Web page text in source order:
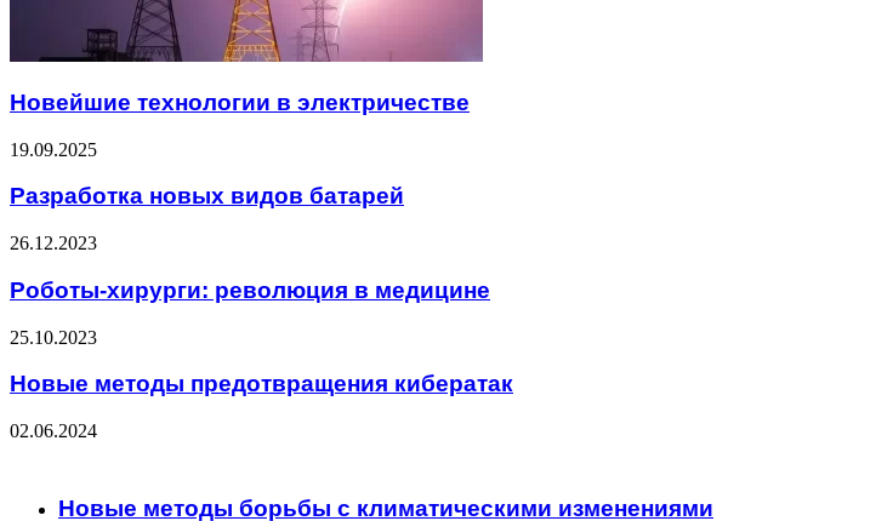
Новейшие технологии в электричестве
19.09.2025
Разработка новых видов батарей
26.12.2023
Роботы-хирурги: революция в медицине
25.10.2023
Новые методы предотвращения кибератак
02.06.2024
Новые методы борьбы с климатическими изменениями